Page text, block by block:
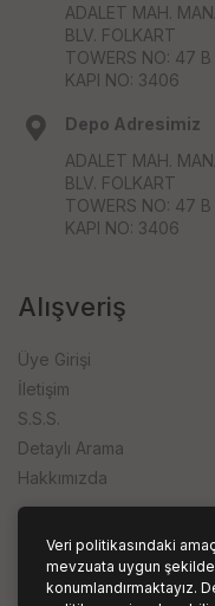
Veri politikasındaki
mevzuata uygun
konumlandırmaktayız.
ADALET MAH.
BLV. FOLKART
TOWERS NO: 47 B
KAPI NO: 3406
Depo Adresimiz
ADALET MAH.
BLV. FOLKART
TOWERS NO: 47 B
KAPI NO: 3406
Alışveriş
Üye Girişi
İletişim
S.S.S.
Detaylı Arama
Hakkımızda